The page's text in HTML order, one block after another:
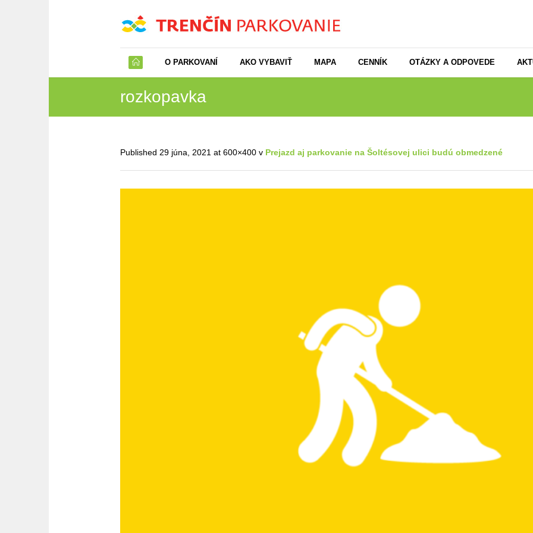
O PARKOVANÍ AKO VYBAVIŤ MAPA CENNÍK OTÁZKY A ODPOVEDE
rozkopavka
Published 29 júna, 2021 at 600×400 v Prejazd aj parkovanie na Šoltésovej ulici budú obmedzené